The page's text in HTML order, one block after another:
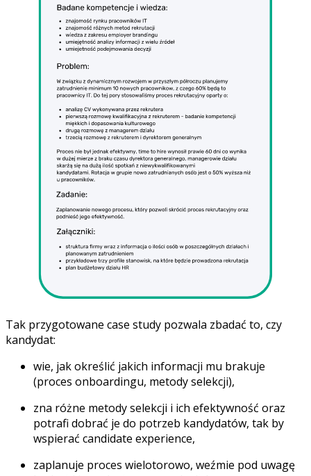
Tak przygotowane case study pozwala zbadać to, czy
kandydat:
wie, jak określić jakich informacji mu brakuje
(proces onboardingu, metody selekcji),
zna różne metody selekcji i ich efektywność oraz
potrafi dobrać je do potrzeb kandydatów, tak by
wspierać candidate experience,
zaplanuje proces wielotorowo, weźmie pod uwagę